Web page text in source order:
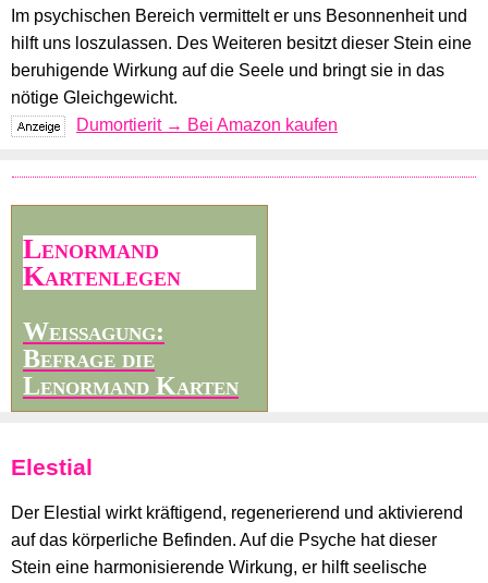
Im psychischen Bereich vermittelt er uns Besonnenheit und
hilft uns loszulassen. Des Weiteren besitzt dieser Stein eine
beruhigende Wirkung auf die Seele und bringt sie in das
nötige Gleichgewicht.
Dumortierit → Bei Amazon kaufen
Lenormand
Kartenlegen
Weissagung:
Befrage die
Lenormand Karten
Elestial
Der Elestial wirkt kräftigend, regenerierend und aktivierend
auf das körperliche Befinden. Auf die Psyche hat dieser
Stein eine harmonisierende Wirkung, er hilft seelische